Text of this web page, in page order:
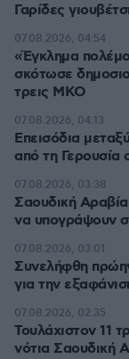
Γαρίδες
«Έγκλημα
σκότωσε
τρεις ΜΚΟ
07.08.2026, 04:54
Επεισόδια
από τη Γερουσία
07.08.2026, 04:13
Σαουδική
να υπογράψουν
07.08.2026, 03:38
Συνελήφθη
για την
07.08.2026, 03:01
Τουλάχιστον 11
νότια Σαουδική
07.08.2026, 02:35